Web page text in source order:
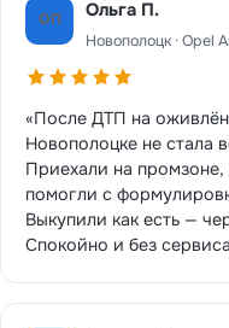
ОП Ольга П.
Новополоцк · Opel
«После ДТП на
Новополоцке не стала
Приехали на
помогли с
Выкупили как есть —
Спокойно и без